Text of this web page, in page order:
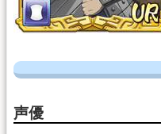
声優